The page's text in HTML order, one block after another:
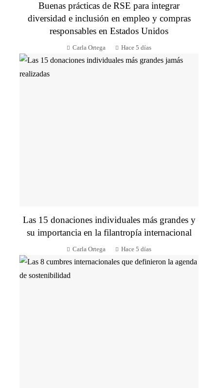
Buenas prácticas de RSE para integrar
diversidad e inclusión en empleo y compras
responsables en Estados Unidos
Carla Ortega Hace 5 días
Las 15 donaciones individuales más grandes y
su importancia en la filantropía internacional
Carla Ortega Hace 5 días